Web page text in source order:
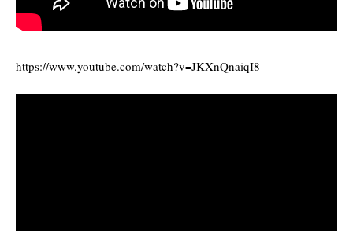
https://www.youtube.com/watch?v=JKXnQnaiqI8